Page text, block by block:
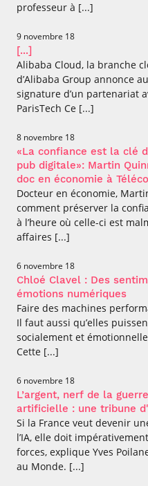
professeur à [...]
9 novembre 18
[...]
Alibaba Cloud, la branche
d’Alibaba Group annonce
signature d’un partenariat
ParisTech Ce [...]
8 novembre 18
«La confiance est la clé
pub digitale»: Martin
doc en économie à
Docteur en économie,
comment préserver la
à l’heure où celle-ci est
affaires [...]
6 novembre 18
Chloé Clavel : Des
émotions numériques
Faire des machines
Il faut aussi qu’elles
socialement et
Cette [...]
6 novembre 18
L’argent, nerf de la
artificielle : une tribune
Si la France veut devenir
l’IA, elle doit
forces, explique Yves
au Monde. [...]